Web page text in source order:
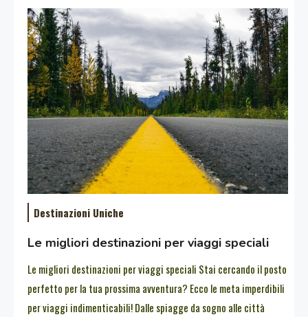
Destinazioni Uniche
Le migliori destinazioni per viaggi speciali
Le migliori destinazioni per viaggi speciali Stai cercando il posto
perfetto per la tua prossima avventura? Ecco le meta imperdibili
per viaggi indimenticabili! Dalle spiagge da sogno alle città